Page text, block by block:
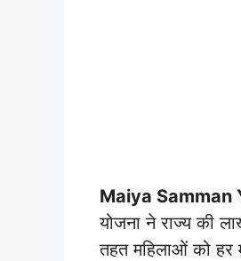
Maiya
योजना ने राज्य की
तहत महिलाओं को हर